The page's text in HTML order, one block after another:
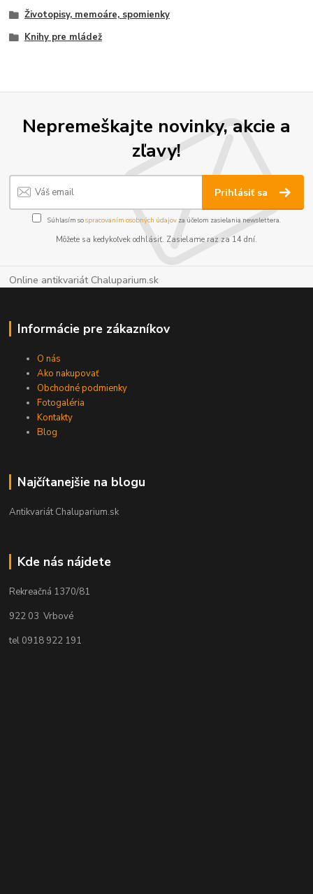
Životopisy, memoáre, spomienky
Knihy pre mládež
Nepremeškajte novinky, akcie a
zľavy!
Prihlásiť sa
Súhlasím sospracovaním osobných údajov za účelom zasielania newslettera.
Môžete sa kedykoľvek odhlásiť. Zasielame raz za 14 dní.
Online antikvariát Chaluparium.sk
Informácie pre zákazníkov
O nás
Ako nakupovať
Obchodné podmienky
Fotogaléria
Kontakty
Blog
Najčítanejšie na blogu
Antikvariát Chaluparium.sk
Kde nás nájdete
Rekreačná 1370/81
922 03 Vrbové
tel 0918 922 191